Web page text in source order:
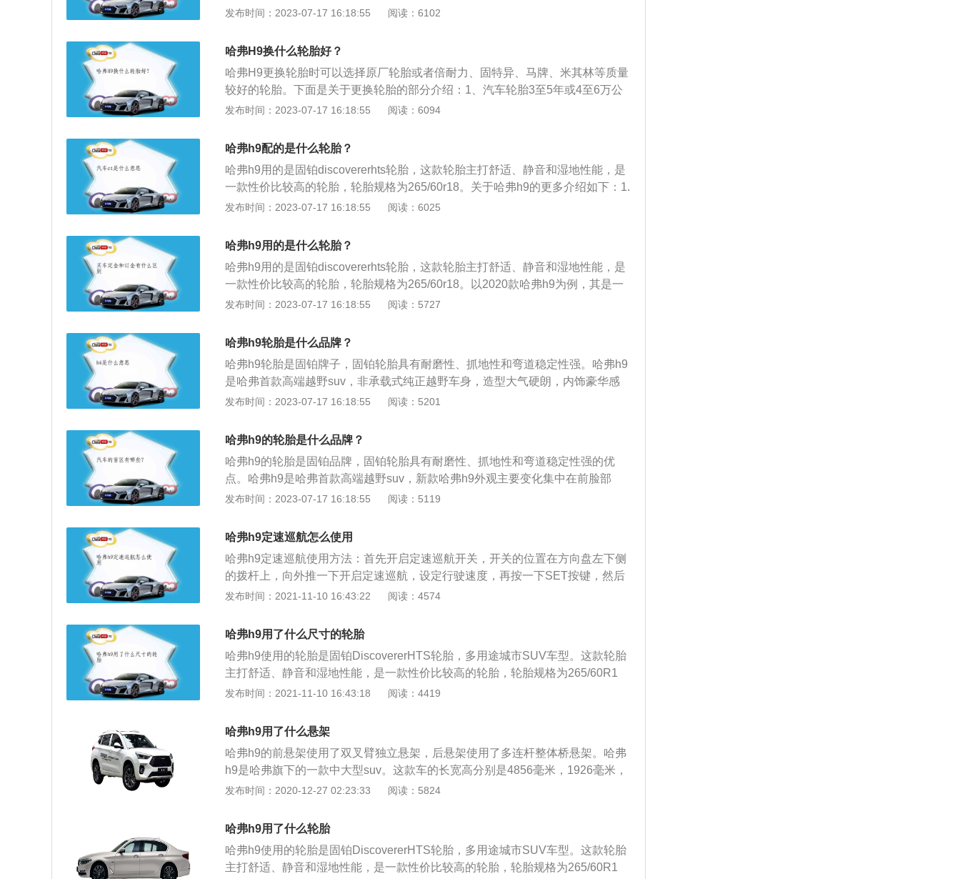
2、智享型、豪华型、尊享型和尊贵型使用的轮胎型号是265/60-R18。前轮胎和
-R[轮毂直径（英寸）]。R表示轮胎为子午线结构轮胎（俗称钢丝轮胎）。其他
的，例如X表示高压胎。4、换轮胎的时候，需使用相同的轮胎型号。
发布时间：2023-07-17 16:18:55 阅读：6102
哈弗H9换什么轮胎好？
哈弗H9更换轮胎时可以选择原厂轮胎或者倍耐力、固特异、马牌、米其林等质量
较好的轮胎。下面是关于更换轮胎的部分介绍：1、汽车轮胎3至5年或4至6万公
里换一次：轮胎使用2至3年后，侧面就会逐渐出现一些细小的裂纹，如果发现就
达5年或侧面产生大量裂纹的时候也需要及时更换。只要轮胎侧壁未受撞击、帘
线未断裂，就可继续使用。3、轮胎的实际磨损极限小于1.6毫米时就需要更换：
轮胎侧壁上的三角形标志可以帮助车主在胎冠的沟槽找到一个突起，以此来确定
轮胎的实际磨损极限，这个数值应该大于1.6毫米，如果小于1.6毫米时就需要更
换。
发布时间：2023-07-17 16:18:55 阅读：6094
哈弗h9配的是什么轮胎？
哈弗h9用的是固铂discovererhts轮胎，这款轮胎主打舒适、静音和湿地性能，是
一款性价比较高的轮胎，轮胎规格为265/60r18。关于哈弗h9的更多介绍如下：1.
以2020款哈弗h9为例，其是一款中大型suv，车身尺寸是：长4856mm、宽1926
了2.0t涡轮增压发动机，最大马力是224ps，最大扭矩是385nm，最大功率是165
kw，与其匹配的是8挡手自一体变速箱。
发布时间：2023-07-17 16:18:55 阅读：6025
哈弗h9用的是什么轮胎？
哈弗h9用的是固铂discovererhts轮胎，这款轮胎主打舒适、静音和湿地性能，是
一款性价比较高的轮胎，轮胎规格为265/60r18。以2020款哈弗h9为例，其是一
款中大型suv，车身尺寸是：长4856mm、宽1926mm、高1900mm，轴距为2800
是224ps，最大扭矩是385nm，最大功率是165kw，与其匹配的是8挡手自一体变
发布时间：2023-07-17 16:18:55 阅读：5727
哈弗h9轮胎是什么品牌？
哈弗h9轮胎是固铂牌子，固铂轮胎具有耐磨性、抓地性和弯道稳定性强。哈弗h9
是哈弗首款高端越野suv，非承载式纯正越野车身，造型大气硬朗，内饰豪华感
升级。哈弗h9车身长宽高为5090mm、1926mm、1900mm，轴距为2800mm。
处有镀铬装饰条进行点缀，非常时尚，具有全速acc自适应巡航、碰撞预警、紧
急制动、车道偏离预警、并线辅助、l2级自动驾驶、三把差速器锁、coo低速越野
巡航等功能。
发布时间：2023-07-17 16:18:55 阅读：5201
哈弗h9的轮胎是什么品牌？
哈弗h9的轮胎是固铂品牌，固铂轮胎具有耐磨性、抓地性和弯道稳定性强的优
点。哈弗h9是哈弗首款高端越野suv，新款哈弗h9外观主要变化集中在前脸部
分，全新的格栅，新的格栅镀铬饰条更加粗壮，内部则是双幅式造型。内饰方
之处有镀铬装饰条进行点缀，非常时尚。配置方面，哈弗h9搭载了全速acc自适
应巡航、碰撞预警加紧急制动、车道偏离预警加并线辅助、l2级自动驾驶、三把
差速器锁、cco低速越野巡航等功能。
发布时间：2023-07-17 16:18:55 阅读：5119
哈弗h9定速巡航怎么使用
哈弗h9定速巡航使用方法：首先开启定速巡航开关，开关的位置在方向盘左下侧
的拨杆上，向外推一下开启定速巡航，设定行驶速度，再按一下SET按键，然后
再右脚松开油门，速度就设置为当前速度，巡航开始。按键“SET+”是加速度，按
后再按一下取消键即可取消巡航。如果想要在恢复巡航直接按一下RES按键就可
恢复定速巡航。开启定速巡航驾驶员不用控制油门踏板，这样可以减轻疲劳，减
少不必要的车速变化，还可以节省燃油。定速巡航必须要在高度公路和封闭式的
道路上行驶，如果是非封闭式的道路，交通道路复杂，十字路客比较多，而且小
路口的车比较多，冲上来的车辆容易造成措施不及，反复的刹车很难维持定速巡
发布时间：2021-11-10 16:43:22 阅读：4574
哈弗h9用了什么尺寸的轮胎
哈弗h9使用的轮胎是固铂DiscovererHTS轮胎，多用途城市SUV车型。这款轮胎
主打舒适、静音和湿地性能，是一款性价比较高的轮胎，轮胎规格为265/60R1
8。哈弗H9的最新款车型是2020款，在2019年10月上市，全部符合国六排放标
动机的实际排量为1967ml，共有4个气缸，排列形式为L，进气方式为涡轮增压。
GW4C20B型号发动机的每个气缸有四个气门，配气机构为DOHC。GW4C20B
型号发动机最大功率下的转速为5500转，最大扭矩下的转速为3600转。GW4C2
0B型号发动机缸体和缸盖的制造材料分别是铸铁和铝合金，特有的技术是双VVT
技术。GW4C20B型号发动机的供油方式为直喷，建议使用92号汽油，符合国六
m，轴距为2800mm。
发布时间：2021-11-10 16:43:18 阅读：4419
哈弗h9用了什么悬架
哈弗h9的前悬架使用了双叉臂独立悬架，后悬架使用了多连杆整体桥悬架。哈弗
h9是哈弗旗下的一款中大型suv。这款车的长宽高分别是4856毫米，1926毫米，
1900毫米，轴距为2800毫米。哈弗h9一共使用了两款发动机，一款是2.0升涡轮
机拥有165kw的最大功率和385牛米的最大扭矩，这款发动机搭载了双vvt技术和
缸内直喷技术，并且使用了铝合金缸盖和铸铁缸体。这款发动机可以在5500转每
分钟时输出最大功率，可以在1800到3600转每分钟时输出最大扭矩。2.0升涡轮
增压柴油发动机拥有140kw的最大功率和420牛米的最大扭矩，这款发动机搭载
发布时间：2020-12-27 02:23:33 阅读：5824
哈弗h9用了什么轮胎
哈弗h9使用的轮胎是固铂DiscovererHTS轮胎，多用途城市SUV车型。这款轮胎
主打舒适、静音和湿地性能，是一款性价比较高的轮胎，轮胎规格为265/60R1